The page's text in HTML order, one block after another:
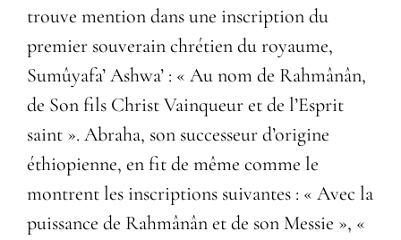
trouve mention dans une inscription du
premier souverain chrétien du royaume,
Sumûyafa’ Ashwa’ : « Au nom de Rahmânân,
de Son fils Christ Vainqueur et de l’Esprit
saint ». Abraha, son successeur d’origine
éthiopienne, en fit de même comme le
montrent les inscriptions suivantes : « Avec la
puissance de Rahmânân et de son Messie », «